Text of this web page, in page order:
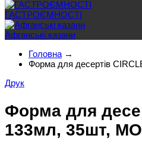
ГАСТРОЄМНОСТІ
Афганські казани
Головна →
Форма для десертів
Друк
Форма для
133мл, 35шт,